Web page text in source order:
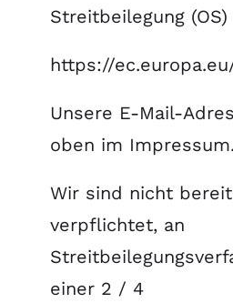
Streitbeilegung
https://
Unsere E-Mail-
oben im Impressum.
Wir sind nicht
verpflichtet, an
einer 2 / 4